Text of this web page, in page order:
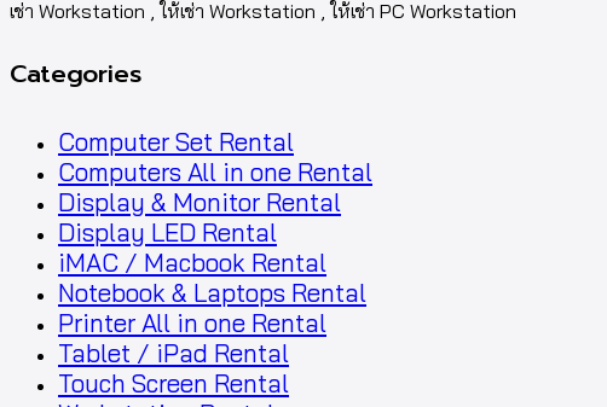
เช่า Workstation , ให้เช่า Workstation , ให้เช่า PC Workstation
Categories
Computer Set Rental
Computers All in one Rental
Display & Monitor Rental
Display LED Rental
iMAC / Macbook Rental
Notebook & Laptops Rental
Printer All in one Rental
Tablet / iPad Rental
Touch Screen Rental